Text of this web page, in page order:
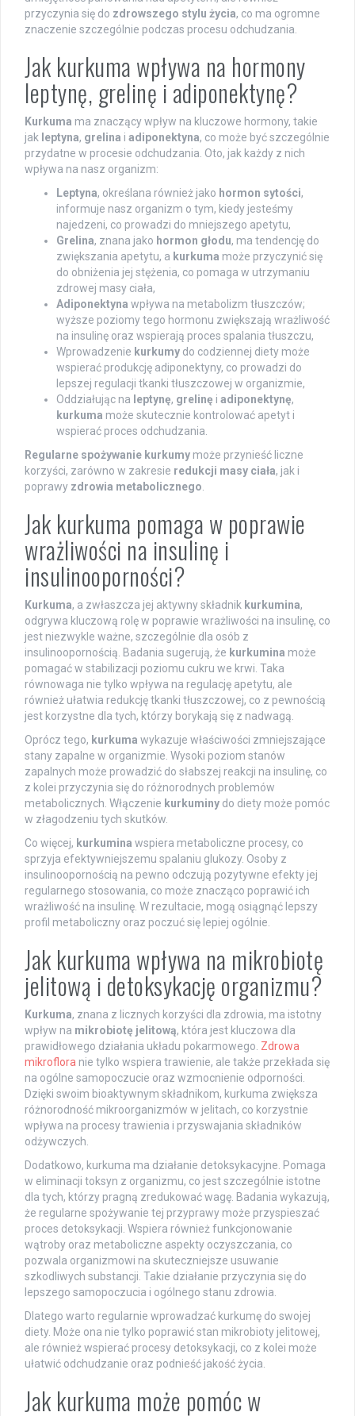
przyczynia się do zdrowszego stylu życia, co ma ogromne
znaczenie szczególnie podczas procesu odchudzania.
Jak kurkuma wpływa na hormony
leptynę, grelinę i adiponektynę?
Kurkuma ma znaczący wpływ na kluczowe hormony, takie
jak leptyna, grelina i adiponektyna, co może być szczególnie
przydatne w procesie odchudzania. Oto, jak każdy z nich
wpływa na nasz organizm:
Leptyna, określana również jako hormon sytości,
informuje nasz organizm o tym, kiedy jesteśmy
najedzeni, co prowadzi do mniejszego apetytu,
Grelina, znana jako hormon głodu, ma tendencję do
zwiększania apetytu, a kurkuma może przyczynić się
do obniżenia jej stężenia, co pomaga w utrzymaniu
zdrowej masy ciała,
Adiponektyna wpływa na metabolizm tłuszczów;
wyższe poziomy tego hormonu zwiększają wrażliwość
na insulinę oraz wspierają proces spalania tłuszczu,
Wprowadzenie kurkumy do codziennej diety może
wspierać produkcję adiponektyny, co prowadzi do
lepszej regulacji tkanki tłuszczowej w organizmie,
Oddziałując na leptynę, grelinę i adiponektynę,
kurkuma może skutecznie kontrolować apetyt i
wspierać proces odchudzania.
Regularne spożywanie kurkumy może przynieść liczne
korzyści, zarówno w zakresie redukcji masy ciała, jak i
poprawy zdrowia metabolicznego
Jak kurkuma pomaga w poprawie
wrażliwości na insulinę i
insulinooporności?
Kurkuma, a zwłaszcza jej aktywny składnik kurkumina,
odgrywa kluczową rolę w poprawie wrażliwości na insulinę, co
jest niezwykle ważne, szczególnie dla osób z
insulinoopornością. Badania sugerują, że kurkumina może
pomagać w stabilizacji poziomu cukru we krwi. Taka
równowaga nie tylko wpływa na regulację apetytu, ale
również ułatwia redukcję tkanki tłuszczowej, co z pewnością
jest korzystne dla tych, którzy borykają się z nadwagą.
Oprócz tego, kurkuma wykazuje właściwości zmniejszające
stany zapalne w organizmie. Wysoki poziom stanów
zapalnych może prowadzić do słabszej reakcji na insulinę, co
z kolei przyczynia się do różnorodnych problemów
metabolicznych. Włączenie kurkuminy do diety może pomóc
w złagodzeniu tych skutków.
Co więcej, kurkumina wspiera metaboliczne procesy, co
sprzyja efektywniejszemu spalaniu glukozy. Osoby z
insulinoopornością na pewno odczują pozytywne efekty jej
regularnego stosowania, co może znacząco poprawić ich
wrażliwość na insulinę. W rezultacie, mogą osiągnąć lepszy
profil metaboliczny oraz poczuć się lepiej ogólnie.
Jak kurkuma wpływa na mikrobiotę
jelitową i detoksykację organizmu?
Kurkuma, znana z licznych korzyści dla zdrowia, ma istotny
wpływ na mikrobiotę jelitową, która jest kluczowa dla
prawidłowego działania układu pokarmowego. Zdrowa
mikroflora nie tylko wspiera trawienie, ale także przekłada się
na ogólne samopoczucie oraz wzmocnienie odporności.
Dzięki swoim bioaktywnym składnikom, kurkuma zwiększa
różnorodność mikroorganizmów w jelitach, co korzystnie
wpływa na procesy trawienia i przyswajania składników
odżywczych.
Dodatkowo, kurkuma ma działanie detoksykacyjne. Pomaga
w eliminacji toksyn z organizmu, co jest szczególnie istotne
dla tych, którzy pragną zredukować wagę. Badania wykazują,
że regularne spożywanie tej przyprawy może przyspieszać
proces detoksykacji. Wspiera również funkcjonowanie
wątroby oraz metaboliczne aspekty oczyszczania, co
pozwala organizmowi na skuteczniejsze usuwanie
szkodliwych substancji. Takie działanie przyczynia się do
lepszego samopoczucia i ogólnego stanu zdrowia.
Dlatego warto regularnie wprowadzać kurkumę do swojej
diety. Może ona nie tylko poprawić stan mikrobioty jelitowej,
ale również wspierać procesy detoksykacji, co z kolei może
ułatwić odchudzanie oraz podnieść jakość życia.
Jak kurkuma może pomóc w